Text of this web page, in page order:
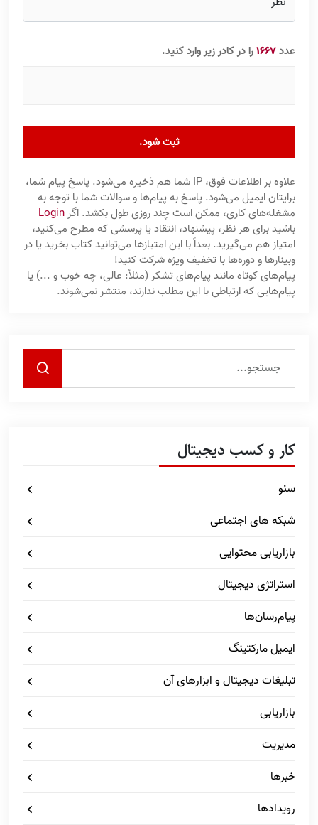
عدد1667را در کادر زیر وارد کنید.
ثبت شود.
علاوه بر اطلاعات فوق، IP شما هم ذخیره می‌شود. پاسخ پیام شما،
برایتان ایمیل می‌شود. پاسخ به پیام‌ها و سوالات شما با توجه به
مشغله‌های کاری، ممکن است چند روزی طول بکشد. اگرLogin
باشید برای هر نظر، پیشنهاد، انتقاد یا پرسشی که مطرح می‌کنید،
امتیاز هم می‌گیرید. بعداً با این امتیازها می‌توانید کتاب بخرید یا در
وبینارها و دوره‌ها با تخفیف ویژه شرکت کنید!
پیام‌های کوتاه مانند پیام‌های تشکر (مثلاً: عالی، چه خوب و ...) یا
پیام‌هایی که ارتباطی با این مطلب ندارند، منتشر نمی‌شوند.
کار و کسب دیجیتال
سئو
شبکه های اجتماعی
بازاریابی محتوایی
استراتژی دیجیتال
پیام‌رسان‌ها
ایمیل مارکتینگ
تبلیغات دیجیتال و ابزارهای آن
بازاریابی
مدیریت
خبرها
رویدادها